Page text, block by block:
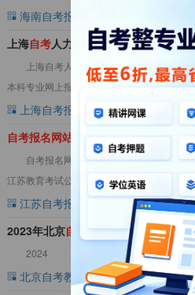
试网上报名
海南自考报名
上海自考人力资源管理本科专业网上报
上海自考人力资源管理本科专业网上报
本科专业网上报名网站位于上海市教育考试
（‌https://www.shmeea.edu.cn/‌）‌。详情
上海自考报名 上海自考
自考报名网站
自考报名网站入口官网江苏为：江苏省
江苏教育考试公众信息服务平台（
目。自考报名网站入
江苏自考报名 江苏自考
2023年北京自 本科指定教材《网页
2024
北京自考教材 北京自考